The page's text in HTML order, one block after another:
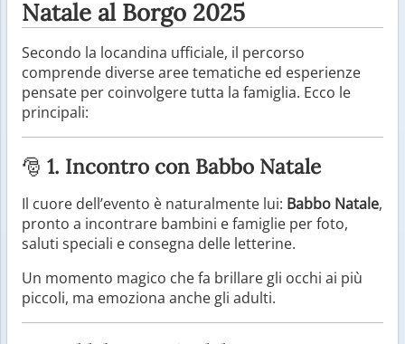
Natale al Borgo 2025
Secondo la locandina ufficiale, il percorso
comprende diverse aree tematiche ed esperienze
pensate per coinvolgere tutta la famiglia. Ecco le
principali:
🎅 1. Incontro con Babbo Natale
Il cuore dell’evento è naturalmente lui: Babbo Natale,
pronto a incontrare bambini e famiglie per foto,
saluti speciali e consegna delle letterine.
Un momento magico che fa brillare gli occhi ai più
piccoli, ma emoziona anche gli adulti.